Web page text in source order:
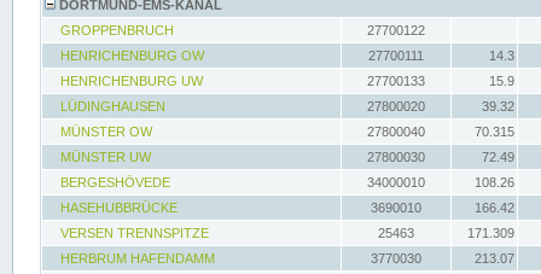
DORTMUND-EMS-KANAL
GROPPENBRUCH
27700122
HENRICHENBURG OW
27700111
14.3
HENRICHENBURG UW
27700133
15.9
LÜDINGHAUSEN
27800020
39.32
MÜNSTER OW
27800040
70.315
MÜNSTER UW
27800030
72.49
BERGESHÖVEDE
34000010
108.26
HASEHUBBRÜCKE
3690010
166.42
VERSEN TRENNSPITZE
25463
171.309
HERBRUM HAFENDAMM
3770030
213.07